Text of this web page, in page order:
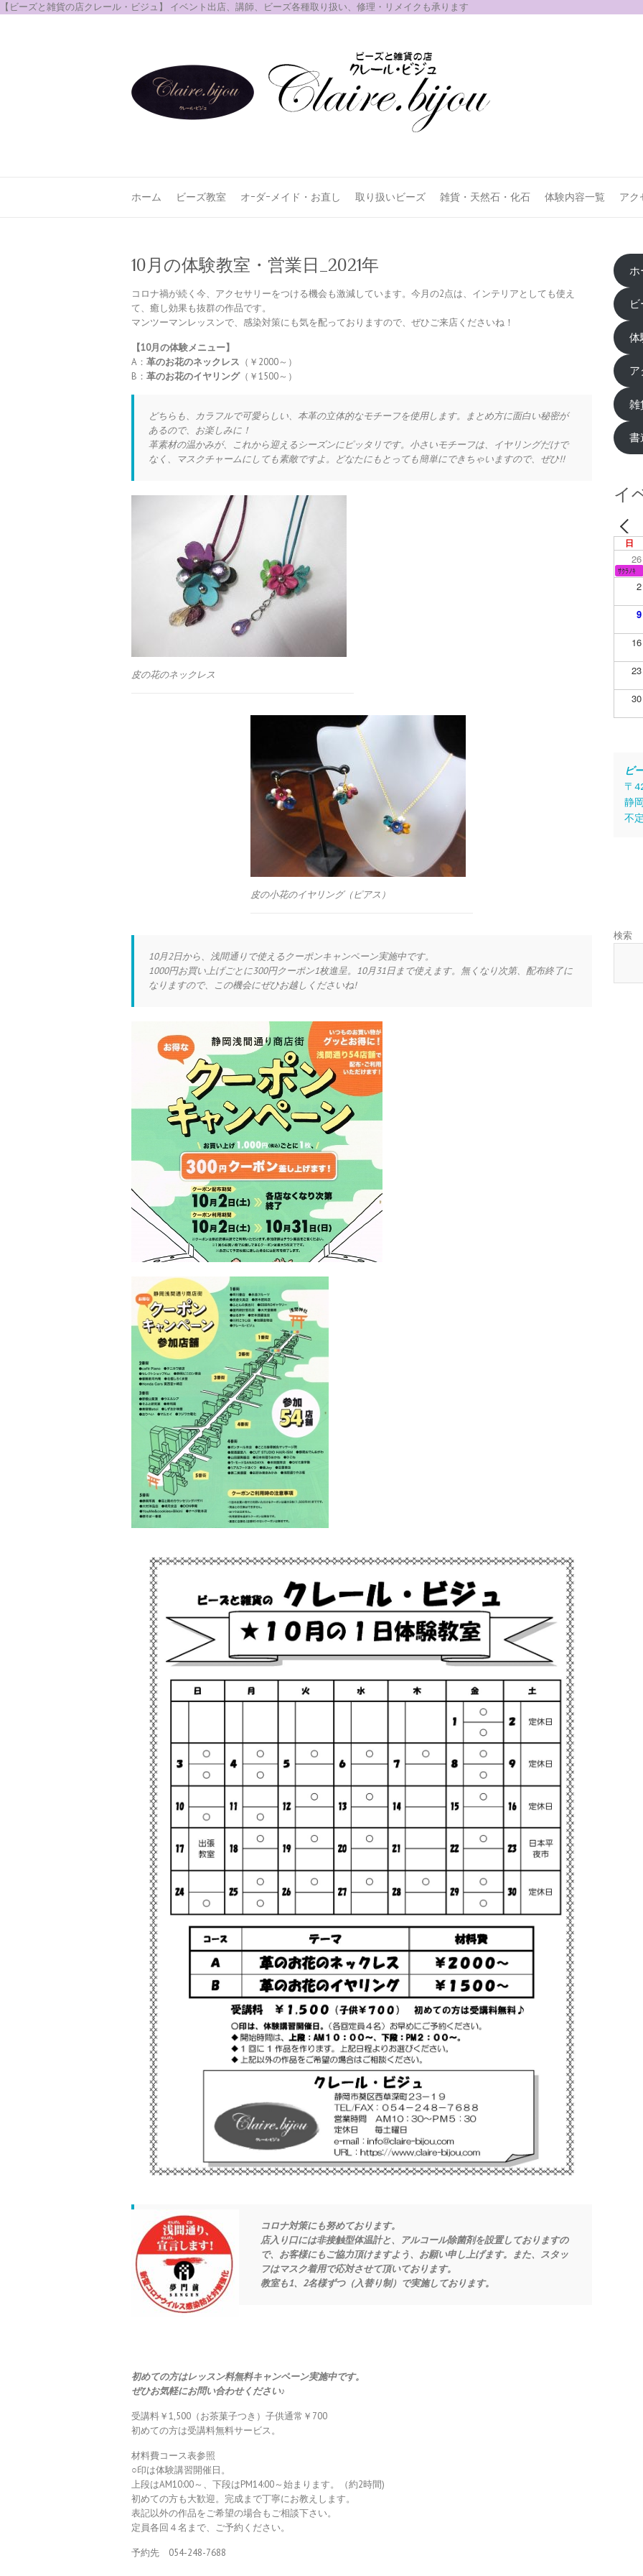
【ビーズと雑貨の店クレール・ビジュ】 イベント出店、講師、ビーズ各種取り扱い、修理・リメイクも承ります
ホーム ビーズ教室 オｰダｰメイド・お直し 取り扱いビーズ 雑貨・天然石・化石 体験内容一覧 アク
10月の体験教室・営業日_2021年
コロナ禍が続く今、アクセサリーをつける機会も激減しています。今月の2点は、インテリアとしても使え
て、癒し効果も抜群の作品です。
マンツーマンレッスンで、感染対策にも気を配っておりますので、ぜひご来店くださいね！
【10月の体験メニュー】
A： 革のお花のネックレス （￥2000～）
B： 革のお花のイヤリング（￥1500～）
どちらも、カラフルで可愛らしい、本革の立体的なモチーフを使用します。まとめ方に面白い秘密が
あるので、お楽しみに！
革素材の温かみが、これから迎えるシーズンにピッタリです。小さいモチーフは、イヤリングだけで
なく、マスクチャームにしても素敵ですよ。どなたにもとっても簡単にできちゃいますので、ぜひ!!
皮の花のネックレス
皮の小花のイヤリング（ピアス）
10月2日から、浅間通りで使えるクーポンキャンペーン実施中です。
1000円お買い上げごとに300円クーポン1枚進呈。10月31日まで使えます。無くなり次第、配布終了に
なりますので、この機会にぜひお越しくださいね!
コロナ対策にも努めております。
店入り口には非接触型体温計と、アルコール除菌剤を設置しておりますの
で、お客様にもご協力頂けますよう、お願い申し上げます。また、スタッ
フはマスク着用で応対させて頂いております。
教室も1、2名様ずつ（入替り制）で実施しております。
初めての方はレッスン料無料キャンペーン実施中です。
ぜひお気軽にお問い合わせください♪
受講料￥1,500（お茶菓子つき）子供通常￥700
初めての方は受講料無料サービス。
材料費コース表参照
○印は体験講習開催日。
上段はAM10:00～、下段はPM14:00～始まります。（約2時間)
初めての方も大歓迎。完成まで丁寧にお教えします。
表記以外の作品をご希望の場合もご相談下さい。
定員各回４名まで、ご予約ください。
予約先 054-248-7688
ホ
体
雑
書
イ
日
26
ｻｸﾗﾉｷ
2
9
16
23
30
ビ
〒
静
不
検索